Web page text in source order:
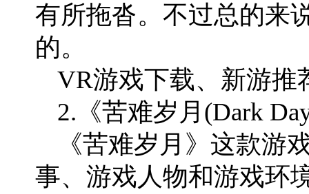
有所拖沓。不过总的来
的。
VR游戏下载、新游推
2.《苦难岁月(Dark
《苦难岁月》这款游
事、游戏人物和游戏环